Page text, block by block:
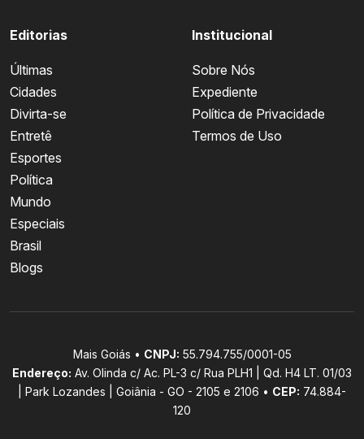
Editorias
Últimas
Cidades
Divirta-se
Entretê
Esportes
Política
Mundo
Especiais
Brasil
Blogs
Institucional
Sobre Nós
Expediente
Política de Privacidade
Termos de Uso
Mais Goiás • CNPJ: 55.794.755/0001-05
Endereço: Av. Olinda c/ Ac. PL-3 c/ Rua PLH1 | Qd. H4 LT. 01/03
| Park Lozandes | Goiânia - GO - 2105 e 2106 • CEP: 74.884-
120